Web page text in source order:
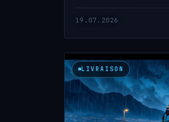
19.07.2026
LIVRAISON